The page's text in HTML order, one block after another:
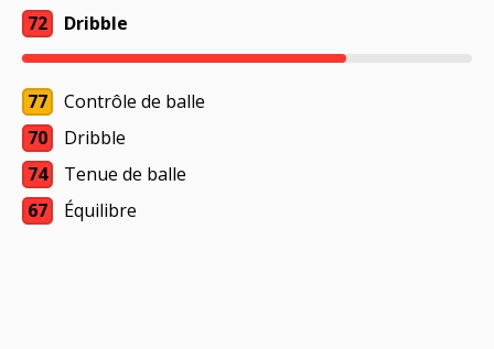
72 Dribble
77
Contrôle de balle
70
Dribble
74
Tenue de balle
67
Équilibre